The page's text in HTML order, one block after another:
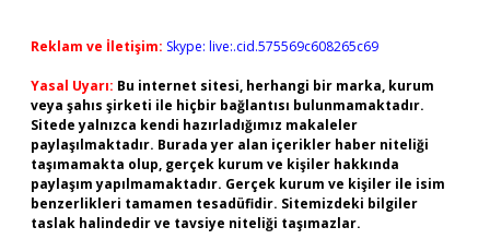
Reklam ve İletişim: Skype: live:.cid.575569c608265c69
Yasal Uyarı: Bu internet sitesi, herhangi bir marka, kurum
veya şahıs şirketi ile hiçbir bağlantısı bulunmamaktadır.
Sitede yalnızca kendi hazırladığımız makaleler
paylaşılmaktadır. Burada yer alan içerikler haber niteliği
taşımamakta olup, gerçek kurum ve kişiler hakkında
paylaşım yapılmamaktadır. Gerçek kurum ve kişiler ile isim
benzerlikleri tamamen tesadüfidir. Sitemizdeki bilgiler
taslak halindedir ve tavsiye niteliği taşımazlar.